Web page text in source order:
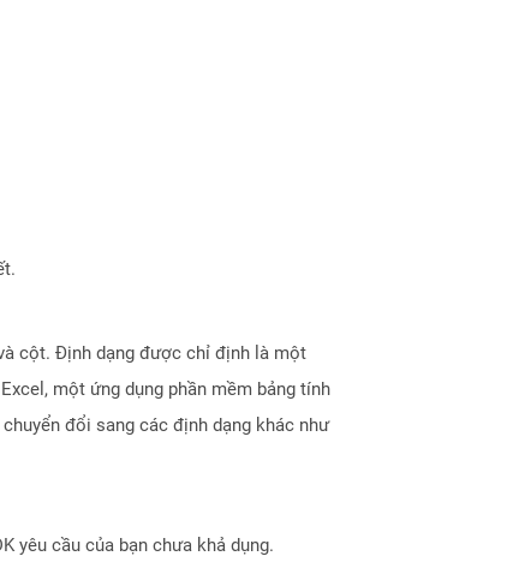
cột. Định dạng được chỉ định là một
một ứng dụng phần mềm bảng tính
đổi sang các định dạng khác như
yêu cầu của bạn chưa khả dụng.